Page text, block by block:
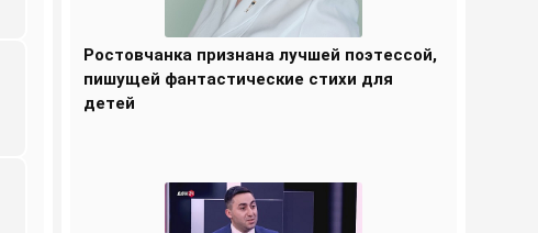
Ростовчанка признана лучшей поэтессой,
пишущей фантастические стихи для
детей